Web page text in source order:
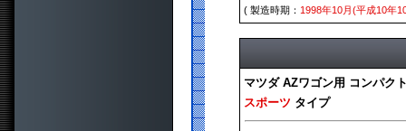
( 製造時期： 1998年10月(平成10年
マツダ AZワゴン用 コンパク
スポーツ タイプ